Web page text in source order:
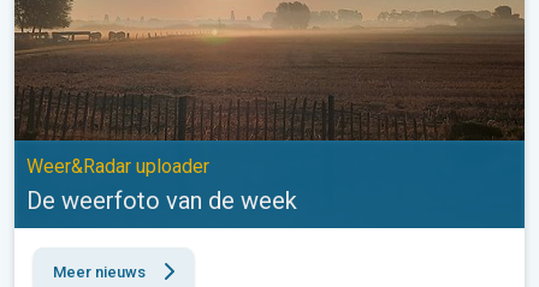
Weer&Radar uploader
De weerfoto van de week
Meer nieuws